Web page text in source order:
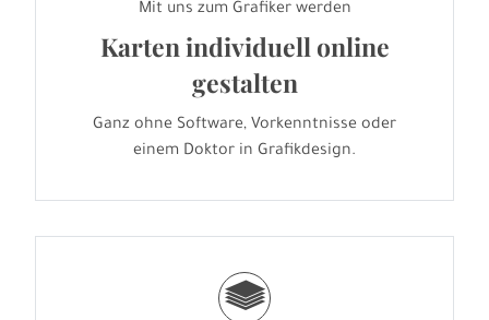
Mit uns zum Grafiker werden
Karten individuell online
gestalten
Ganz ohne Software, Vorkenntnisse oder
einem Doktor in Grafikdesign.
g